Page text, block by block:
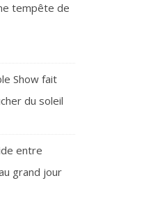
tempête de
Show fait
du soleil
entre
grand jour